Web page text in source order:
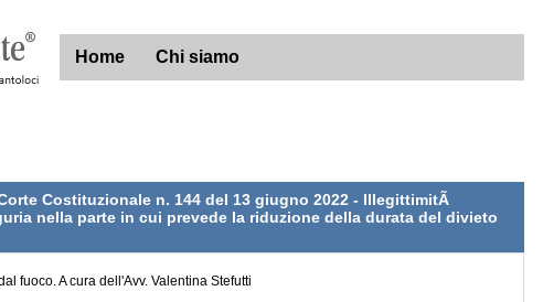
Home Chi siamo
Costituzionale n. 144 del 13 giugno 2022 - IllegittimitÃ
nella parte in cui prevede la riduzione della durata del divieto
fuoco. A cura dell'Avv. Valentina Stefutti